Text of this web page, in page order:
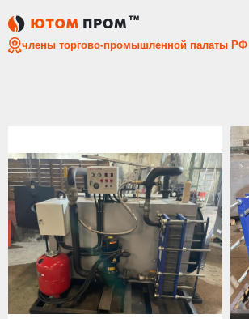
члены торгово-промышленной палаты РФ